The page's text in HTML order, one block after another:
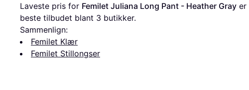
Laveste pris for Femilet Juliana Long Pant - Heather Gray er
beste tilbudet blant 3 butikker.
Sammenlign:
Femilet Klær
Femilet Stillongser